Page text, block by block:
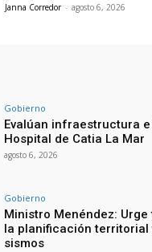
Janna Corredor - agosto 6, 2026
Gobierno
Evalúan infraestructura
Hospital de Catia La Mar
agosto 6, 2026
Gobierno
Ministro Menéndez:
la planificación territorial
sismos